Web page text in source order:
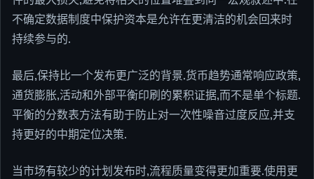
不确定数据制度中保护资本是允许在更清洁的机会回来时
持续参与的.
最后,保持比一个发布更广泛的背景.货币趋势通常响应政策,
通货膨胀,活动和外部平衡印刷的累积证据,而不是单个标题.
平衡的分数表方法有助于防止对一次性噪音过度反应,并支
持更好的中期定位决策.
当市场有较少的计划发布时,流程质量变得更加重要.使用更